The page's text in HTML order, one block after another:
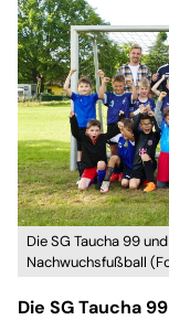
Die SG Taucha 99
Nachwuchsfußball
Die SG Taucha